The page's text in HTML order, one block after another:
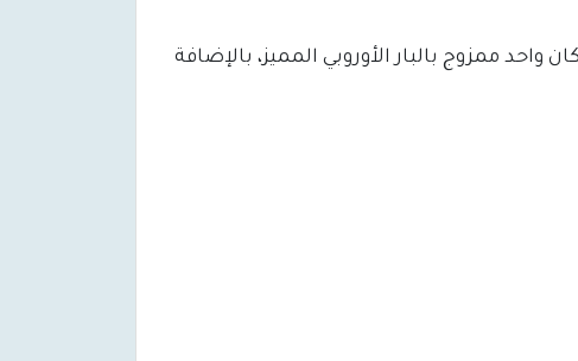
ممزوج بالبار الأوروبي المميز، بالإضافة